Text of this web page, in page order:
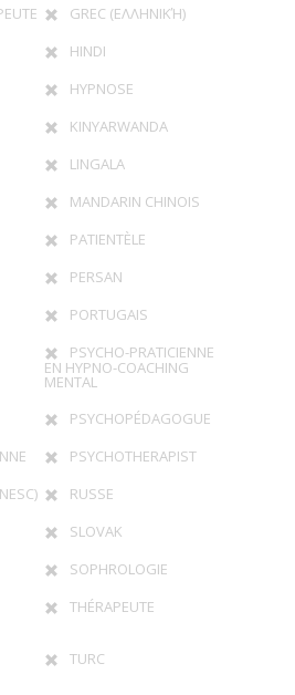
GREC (ΕΛΛΗΝΙΚΉ)
HINDI
HYPNOSE
KINYARWANDA
LINGALA
MANDARIN CHINOIS
PATIENTÈLE
PERSAN
PORTUGAIS
PSYCHO-PRATICIENNE
EN HYPNO-COACHING
MENTAL
PSYCHOPÉDAGOGUE
PSYCHOTHERAPIST
RUSSE
SLOVAK
SOPHROLOGIE
THÉRAPEUTE
TURC